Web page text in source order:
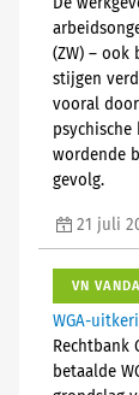
(ZW) – ook
stijgen
vooral
wordende
gevolg.
21 juli
VN
WGA-
Rechtbank
betaalde